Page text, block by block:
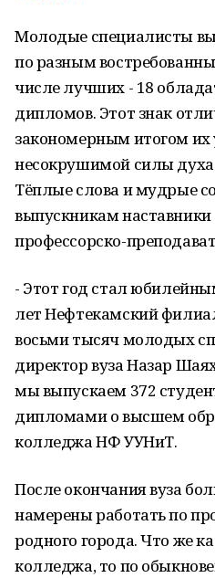
Молодые специалисты
по разным
числе лучших - 18
дипломов. Этот знак
закономерным итогом их
несокрушимой силы
Тёплые слова и мудрые
выпускникам наставники
профессорско-
- Этот год стал
лет Нефтекамский
восьми тысяч молодых
директор вуза Назар
мы выпускаем 372
дипломами о высшем
колледжа НФ УУНиТ.
После окончания вуза
намерены работать по
родного города. Что же
колледжа, то по